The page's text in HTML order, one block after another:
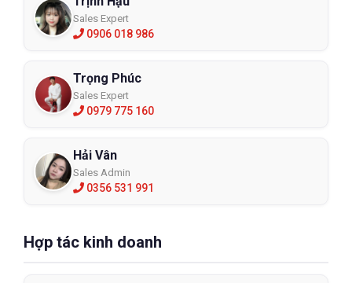
Sales Expert
0906 018 986
Trọng Phúc
Sales Expert
0979 775 160
Hải Vân
Sales Admin
0356 531 991
Hợp tác kinh doanh